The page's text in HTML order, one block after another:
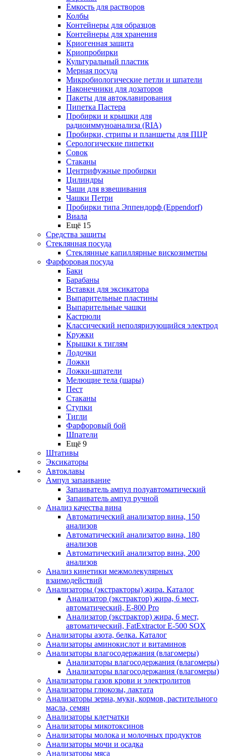
Ёмкость для растворов
Колбы
Контейнеры для образцов
Контейнеры для хранения
Криогенная защита
Криопробирки
Культуральный пластик
Мерная посуда
Микробиологические петли и шпатели
Наконечники для дозаторов
Пакеты для автоклавирования
Пипетка Пастера
Пробирки и крышки для
радиоиммуноанализа (RIA)
Пробирки, стрипы и планшеты для ПЦР
Серологические пипетки
Совок
Стаканы
Центрифужные пробирки
Цилиндры
Чаши для взвешивания
Чашки Петри
Пробирки типа Эппендорф (Eppendorf)
Виала
Ещё 15
Средства защиты
Стеклянная посуда
Стеклянные капиллярные вискозиметры
Фарфоровая посуда
Баки
Барабаны
Вставки для эксикатора
Выпарительные пластины
Выпарительные чашки
Кастрюли
Классический неполяризующийся электрод
Кружки
Крышки к тиглям
Лодочки
Ложки
Ложки-шпатели
Мелющие тела (шары)
Пест
Стаканы
Ступки
Тигли
Фарфоровый бой
Шпатели
Ещё 9
Штативы
Эксикаторы
Автоклавы
Ампул запаивание
Запаиватель ампул полуавтоматический
Запаиватель ампул ручной
Анализ качества вина
Автоматический анализатор вина, 150
анализов
Автоматический анализатор вина, 180
анализов
Автоматический анализатор вина, 200
анализов
Анализ кинетики межмолекулярных
взаимодействий
Анализаторы (экстракторы) жира. Каталог
Анализатор (экстрактор) жира, 6 мест,
автоматический, E-800 Pro
Анализатор (экстрактор) жира, 6 мест,
автоматический, FatExtractor E-500 SOX
Анализаторы азота, белка. Каталог
Анализаторы аминокислот и витаминов
Анализаторы влагосодержания (влагомеры)
Анализаторы влагосодержания (влагомеры)
Анализаторы влагосодержания (влагомеры)
Анализаторы газов крови и электролитов
Анализаторы глюкозы, лактата
Анализаторы зерна, муки, кормов, растительного
масла, семян
Анализаторы клетчатки
Анализаторы микотоксинов
Анализаторы молока и молочных продуктов
Анализаторы мочи и осадка
Анализаторы мяса